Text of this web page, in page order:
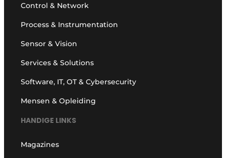
Control & Network
Process & Instrumentation
Sensor & Vision
Services & Solutions
Software, IT, OT & Cybersecurity
Mensen & Opleiding
HANDIGE LINKS
Magazines